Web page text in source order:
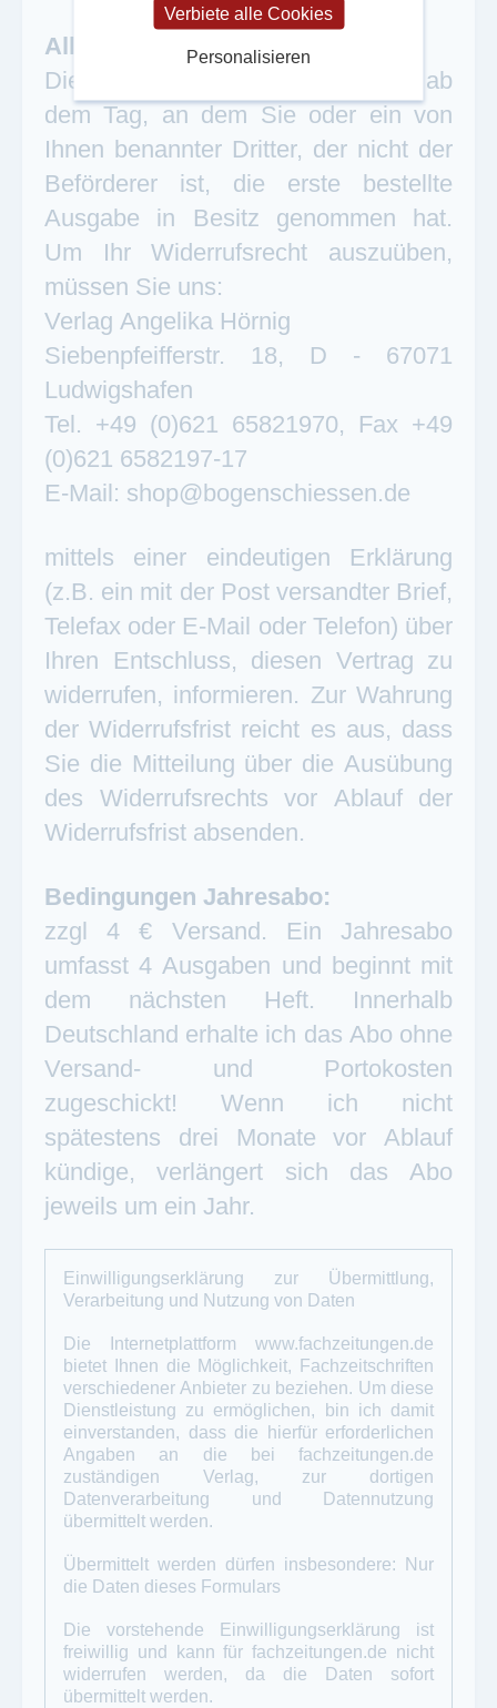
Allgemeine Bedingungen:
Die Widerrufsfrist beträgt 14 Tage ab
dem Tag, an dem Sie oder ein von
Ihnen benannter Dritter, der nicht der
Beförderer ist, die erste bestellte
Ausgabe in Besitz genommen hat.
Um Ihr Widerrufsrecht auszuüben,
müssen Sie uns:
Verlag Angelika Hörnig
Siebenpfeifferstr. 18, D - 67071
Ludwigshafen
Tel. +49 (0)621 65821970, Fax +49
(0)621 6582197-17
E-Mail: shop@bogenschiessen.de
mittels einer eindeutigen Erklärung
(z.B. ein mit der Post versandter Brief,
Telefax oder E-Mail oder Telefon) über
Ihren Entschluss, diesen Vertrag zu
widerrufen, informieren. Zur Wahrung
der Widerrufsfrist reicht es aus, dass
Sie die Mitteilung über die Ausübung
des Widerrufsrechts vor Ablauf der
Widerrufsfrist absenden.
Bedingungen Jahresabo:
zzgl 4 € Versand. Ein Jahresabo
umfasst 4 Ausgaben und beginnt mit
dem nächsten Heft. Innerhalb
Deutschland erhalte ich das Abo ohne
Versand- und Portokosten
zugeschickt! Wenn ich nicht
spätestens drei Monate vor Ablauf
kündige, verlängert sich das Abo
jeweils um ein Jahr.
Einwilligungserklärung zur Übermittlung,
Verarbeitung und Nutzung von Daten
Die Internetplattform www.fachzeitungen.de
bietet Ihnen die Möglichkeit, Fachzeitschriften
verschiedener Anbieter zu beziehen. Um diese
Dienstleistung zu ermöglichen, bin ich damit
einverstanden, dass die hierfür erforderlichen
Angaben an die bei fachzeitungen.de
zuständigen Verlag, zur dortigen
Datenverarbeitung und Datennutzung
übermittelt werden.
Übermittelt werden dürfen insbesondere: Nur
die Daten dieses Formulars
Die vorstehende Einwilligungserklärung ist
freiwillig und kann für fachzeitungen.de nicht
widerrufen werden, da die Daten sofort
übermittelt werden.
Verbiete alle Cookies
Personalisieren